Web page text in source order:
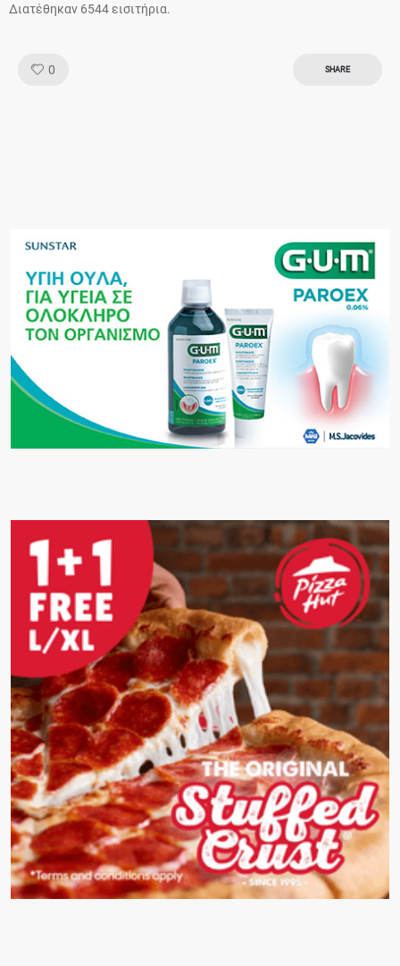
Διατέθηκαν 6544 εισιτήρια.
0 SHARE